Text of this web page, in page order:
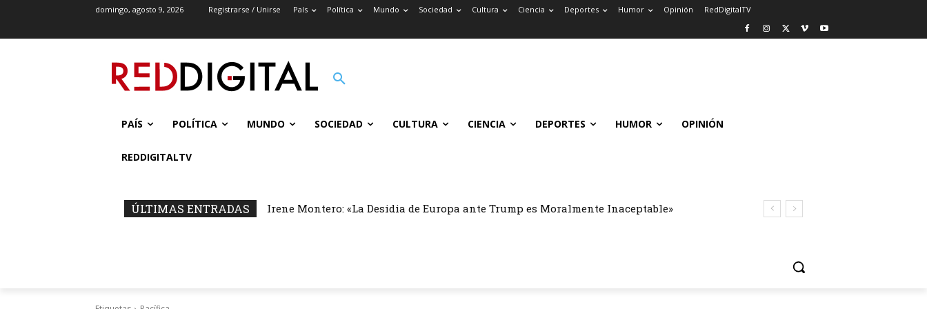
domingo, agosto 9, 2026 Registrarse / Unirse País Política Mundo Sociedad Cultura Ciencia Deportes Humor Opinión RedDigitalTV
PAÍS POLÍTICA MUNDO SOCIEDAD CULTURA CIENCIA DEPORTES HUMOR OPINIÓN
REDDIGITALTV
ÚLTIMAS ENTRADAS Irene Montero: «La Desidia de Europa ante Trump es Moralmente Inaceptable»